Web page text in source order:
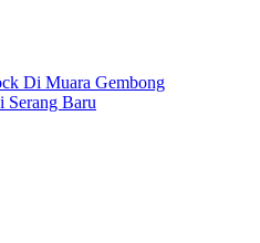
Di Muara Gembong
Serang Baru